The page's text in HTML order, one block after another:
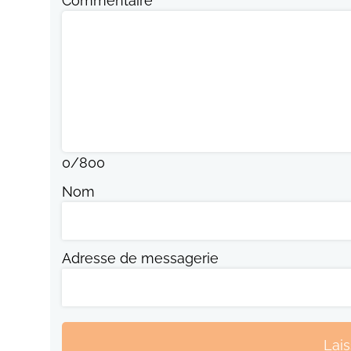
0/800
Nom
Adresse de messagerie